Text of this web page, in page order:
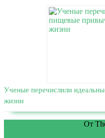
Ученые перечислили
жизни
От